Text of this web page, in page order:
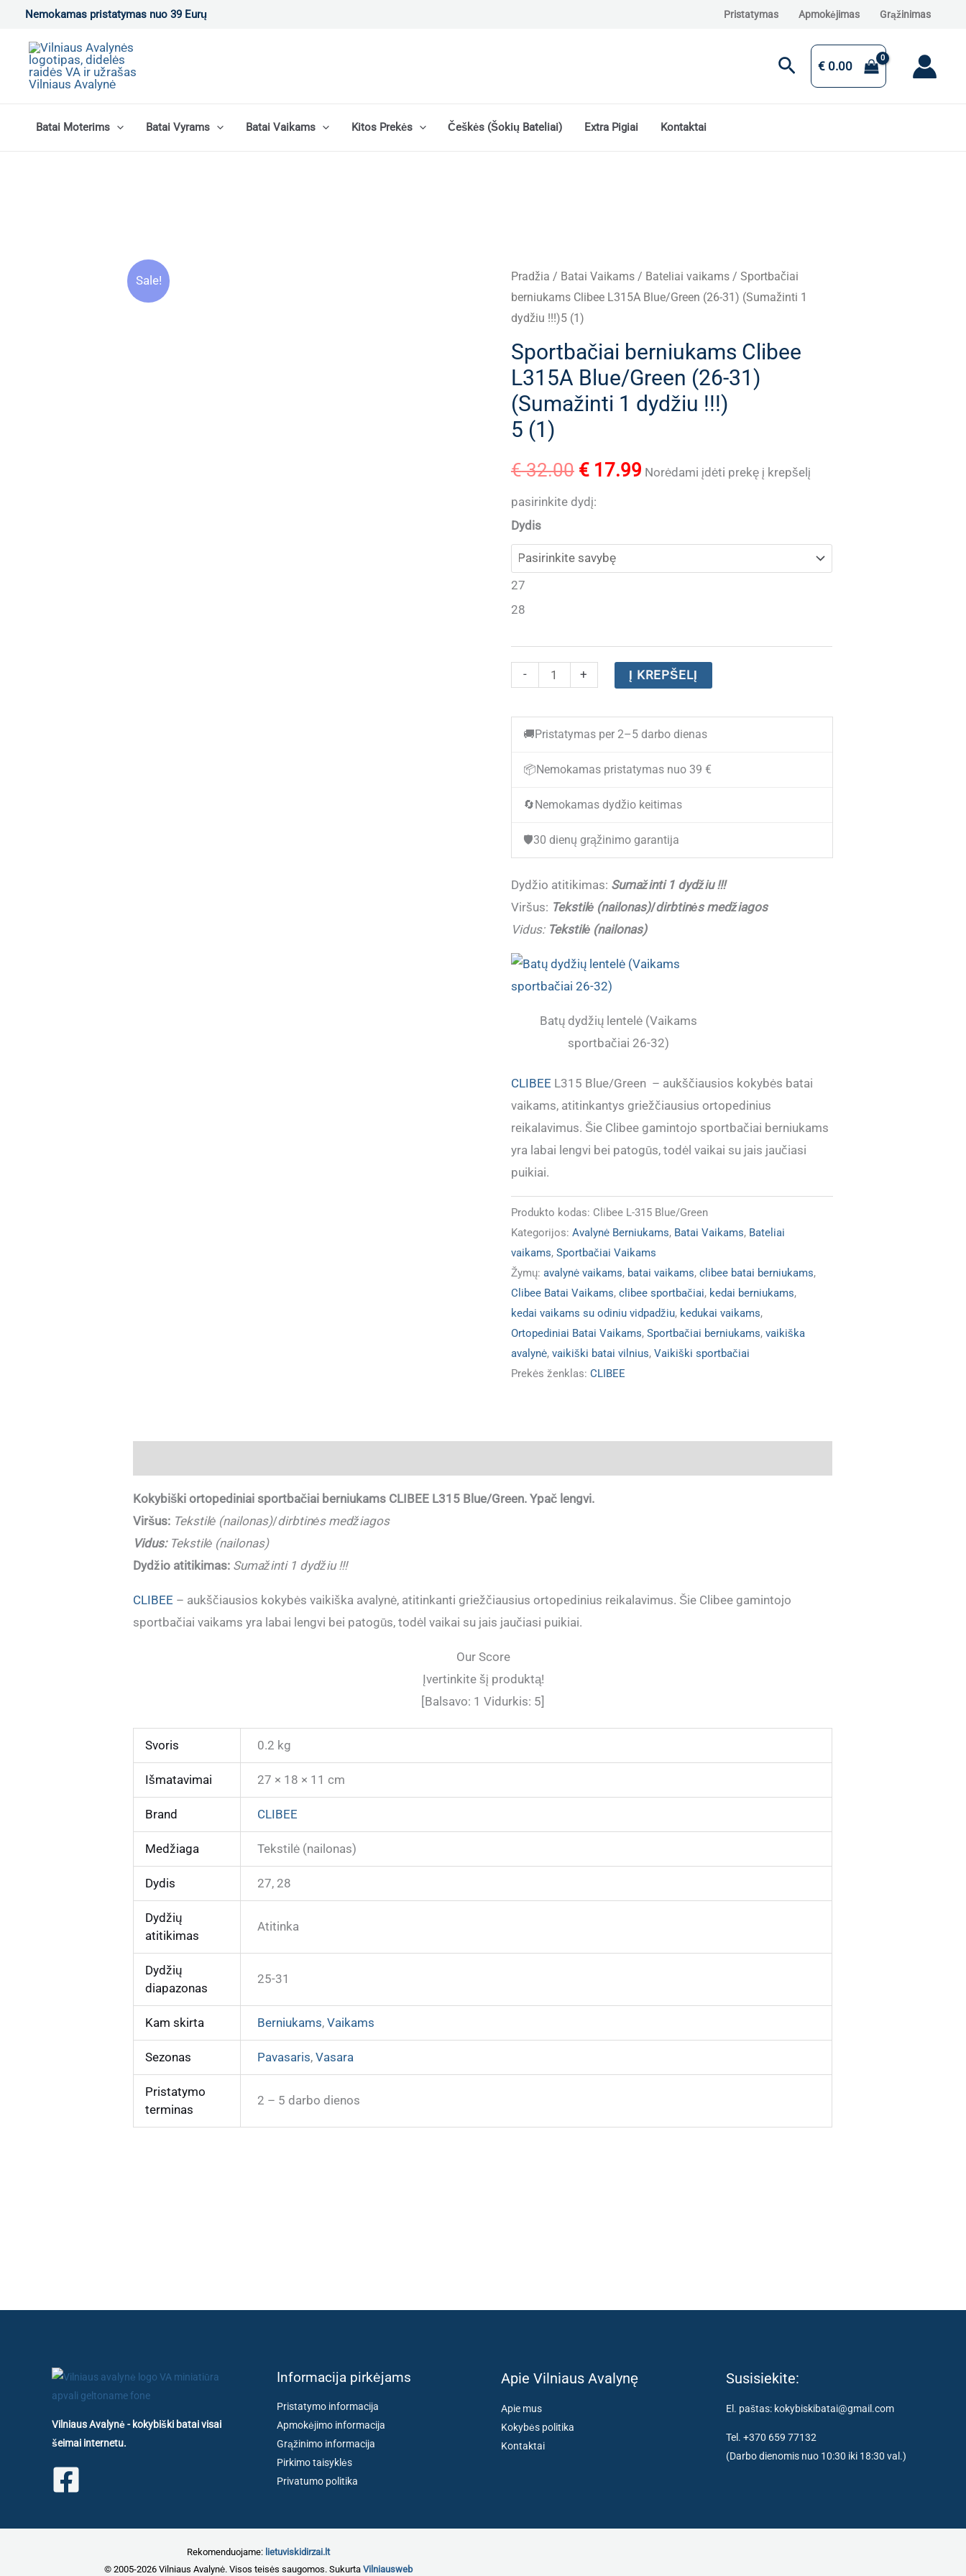
Pereiti
turinio
Nemokamas pristatymas nuo 39 Eurų Pristatymas Apmokėjimas Grąžinimas
Paieška
€0.00
Batai Moterims Batai Vyrams Batai Vaikams Kitos Prekės Češkės (šokių Bateliai) Extra Pigiai Kontaktai
Sale! Pradžia / Batai Vaikams/ Bateliai vaikams/ Sportbačiai
berniukams Clibee L315A Blue/Green (26-31) (Sumažinti 1
dydžiu !!!)5 (1)
Sportbačiai berniukams Clibee
L315A Blue/Green (26-31)
(Sumažinti 1 dydžiu !!!)
5 (1)
€32.00 Original
price
€ 32.00.
€17.99Current
€ 17.99.
Norėdami įdėti prekę į krepšelį
pasirinkite dydį:
Dydis
27
28
-
produkto
Sportbačiai
berniukams
Clibee
Blue/Green
+ Į KREPŠELĮ
🚚Pristatymas per 2–5 darbo dienas
📦Nemokamas pristatymas nuo 39 €
🔄Nemokamas dydžio keitimas
🛡️30 dienų grąžinimo garantija
Dydžio atitikimas: Sumažinti 1 dydžiu !!!
Viršus: Tekstilė (nailonas)/dirbtinės medžiagos
Vidus: Tekstilė (nailonas)
Batų dydžių lentelė (Vaikams
sportbačiai 26-32)
CLIBEE L315 Blue/Green – aukščiausios kokybės batai
vaikams, atitinkantys griežčiausius ortopedinius
reikalavimus. Šie Clibee gamintojo sportbačiai berniukams
yra labai lengvi bei patogūs, todėl vaikai su jais jaučiasi
puikiai.
Produkto kodas: Clibee L-315 Blue/Green
Kategorijos: Avalynė Berniukams, Batai Vaikams, Bateliai
vaikams, Sportbačiai Vaikams
Žymų: avalynė vaikams, batai vaikams, clibee batai berniukams,
Clibee Batai Vaikams, clibee sportbačiai, kedai berniukams,
kedai vaikams su odiniu vidpadžiu, kedukai vaikams,
Ortopediniai Batai Vaikams, Sportbačiai berniukams, vaikiška
avalynė, vaikiški batai vilnius, Vaikiški sportbačiai
Prekės ženklas: CLIBEE
Kokybiški ortopediniai sportbačiai berniukams CLIBEE L315 Blue/Green. Ypač lengvi.
Viršus: Tekstilė (nailonas)/dirbtinės medžiagos
Vidus:Tekstilė (nailonas)
Dydžio atitikimas: Sumažinti 1 dydžiu !!!
CLIBEE – aukščiausios kokybės vaikiška avalynė, atitinkanti griežčiausius ortopedinius reikalavimus. Šie Clibee gamintojo
sportbačiai vaikams yra labai lengvi bei patogūs, todėl vaikai su jais jaučiasi puikiai.
Our Score
Įvertinkite šį produktą!
[Balsavo: 1 Vidurkis: 5]
Svoris 0.2 kg
Išmatavimai 27 × 18 × 11 cm
Brand CLIBEE
Medžiaga Tekstilė (nailonas)
Dydis 27, 28
Dydžių
atitikimas
Atitinka
Dydžių
diapazonas
25-31
Kam skirta Berniukams,Vaikams
Sezonas Pavasaris,Vasara
Pristatymo
terminas
2 – 5 darbo dienos
Vilniaus Avalynė - kokybiški batai visai
šeimai internetu.
Informacija pirkėjams
Pristatymo informacija
Apmokėjimo informacija
Grąžinimo informacija
Pirkimo taisyklės
Privatumo politika
Apie Vilniaus Avalynę
Apie mus
Kokybės politika
Kontaktai
Susisiekite:
El. paštas: kokybiskibatai@gmail.com
Tel. +370 659 77132
(Darbo dienomis nuo 10:30 iki 18:30 val.)
Rekomenduojame: lietuviskidirzai.lt
© 2005-2026 Vilniaus Avalynė. Visos teisės saugomos. Sukurta Vilniausweb